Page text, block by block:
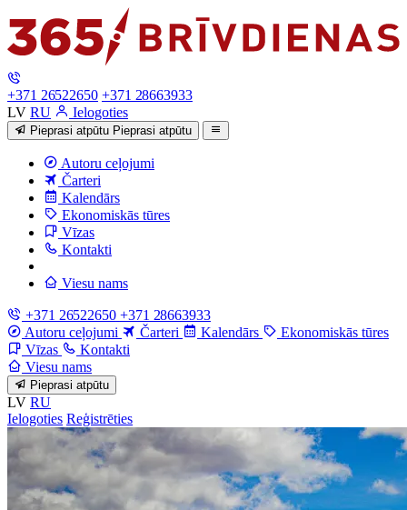
+371 26522650 +371 28663933
LV RU Ielogoties
Pieprasi atpūtu Pieprasi atpūtu
Autoru ceļojumi
Čarteri
Kalendārs
Ekonomiskās tūres
Vīzas
Kontakti
Viesu nams
+371 26522650 +371 28663933
Autoru ceļojumi
Čarteri Kalendārs
Ekonomiskās tūres
Vīzas
Kontakti
Viesu nams
Pieprasi atpūtu
LV RU
Ielogoties Reģistrēties